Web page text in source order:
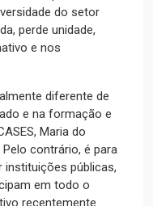
do setor
perde unidade,
e nos
diferente de
e na formação e
Maria do
contrário, é para
instituições públicas,
em todo o
recentemente